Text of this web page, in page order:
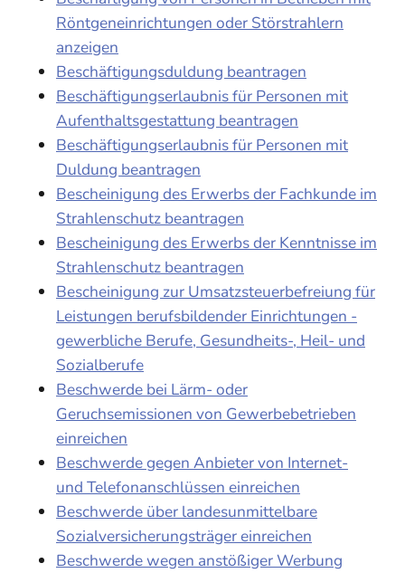
Röntgeneinrichtungen oder Störstrahlern
anzeigen
Beschäftigungsduldung beantragen
Beschäftigungserlaubnis für Personen mit
Aufenthaltsgestattung beantragen
Beschäftigungserlaubnis für Personen mit
Duldung beantragen
Bescheinigung des Erwerbs der Fachkunde im
Strahlenschutz beantragen
Bescheinigung des Erwerbs der Kenntnisse im
Strahlenschutz beantragen
Bescheinigung zur Umsatzsteuerbefreiung für
Leistungen berufsbildender Einrichtungen -
gewerbliche Berufe, Gesundheits-, Heil- und
Sozialberufe
Beschwerde bei Lärm- oder
Geruchsemissionen von Gewerbebetrieben
einreichen
Beschwerde gegen Anbieter von Internet-
und Telefonanschlüssen einreichen
Beschwerde über landesunmittelbare
Sozialversicherungsträger einreichen
Beschwerde wegen anstößiger Werbung